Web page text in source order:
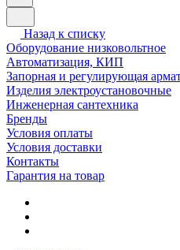
Назад к списку
Оборудование низковольтное
Автоматизация, КИП
Запорная и регулирующая
Изделия электроустановочные
Инженерная сантехника
Бренды
Условия оплаты
Условия доставки
Контакты
Гарантия на товар